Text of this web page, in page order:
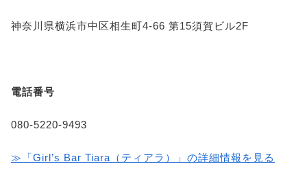
神奈川県横浜市中区相生町4-66 第15須賀ビル2F
電話番号
080-5220-9493
≫「Girl’s Bar Tiara（ティアラ）」の詳細情報を見る